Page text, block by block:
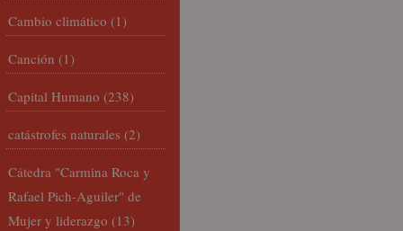
Cambio climático (1)
Canción (1)
Capital Humano (238)
catástrofes naturales (2)
Cátedra "Carmina Roca y
Rafael Pich-Aguiler" de
Mujer y liderazgo (13)